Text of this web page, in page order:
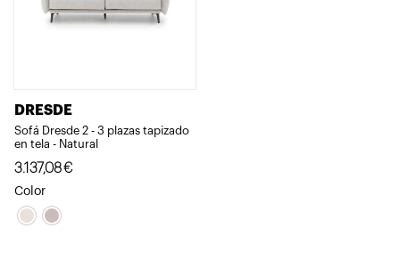
DRESDE
Sofá Dresde 2 - 3 plazas tapizado
en tela - Natural
3.137,08€
Color